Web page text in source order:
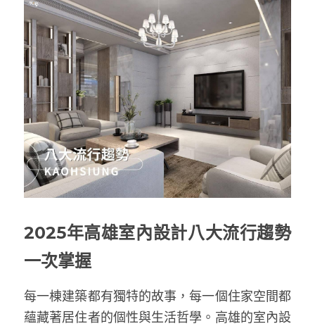
2025年高雄室內設計八大流行趨勢
一次掌握
每一棟建築都有獨特的故事，每一個住家空間都
蘊藏著居住者的個性與生活哲學。高雄的室內設